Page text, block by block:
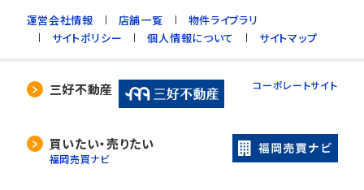
運営会社情報 店舗一覧
物件ライブラリ
サイトポリシー
個人情報について サイトマップ
三好不動産 コーポレートサイト
買いたい・売りたい
福岡売買ナビ